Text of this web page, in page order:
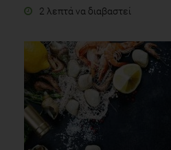
2 λεπτά να διαβαστεί